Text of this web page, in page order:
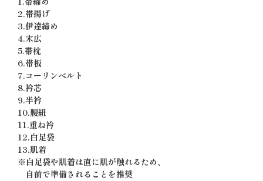
2.帯揚げ
3.伊達締め
4.末広
5.帯枕
6.帯板
7.コーリンベルト
8.衿芯
9.半衿
10.腰紐
11.重ね衿
12.白足袋
13.肌着
※白足袋や肌着は直に肌が触れるため、
自前で準備されることを推奨